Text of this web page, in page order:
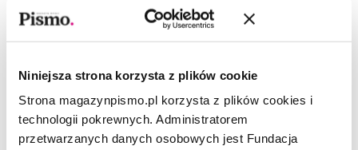
Niniejsza strona korzysta z plików cookie
Strona magazynpismo.pl korzysta z plików cookies i
technologii pokrewnych. Administratorem
przetwarzanych danych osobowych jest Fundacja
À propos zdrowej żywności
ZUZANNA KOWALCZYK